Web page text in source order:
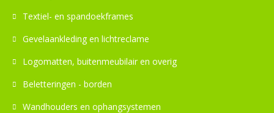
Textiel- en spandoekframes
Gevelaankleding en lichtreclame
Logomatten, buitenmeubilair en overig
Beletteringen - borden
Wandhouders en ophangsystemen